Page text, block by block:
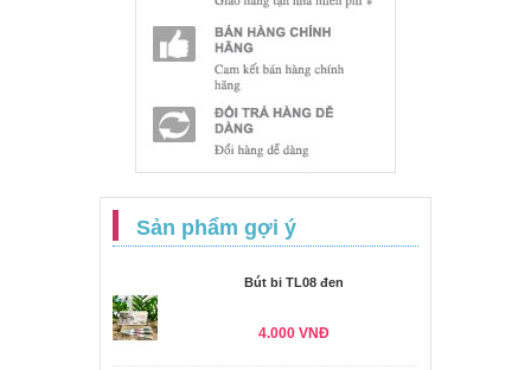
Sản phẩm gợi ý
Bút bi TL08 đen
4.000 VNĐ